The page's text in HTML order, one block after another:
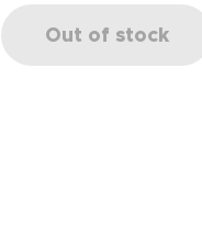
Out of stock